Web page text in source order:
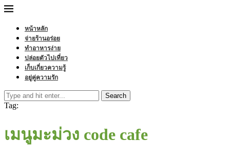
หน้าหลัก
จ่ายร้านอร่อย
ทำอาหารง่าย
ปล่อยตัวไปเที่ยว
เก็บเกี่ยวความรู้
อยู่คู่ความรัก
Search
Tag:
เมนูมะม่วง code cafe